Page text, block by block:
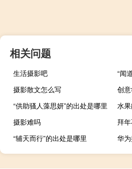
相关问题
生活摄影吧
“闻
摄影散文怎么写
创
“供助骚人藻思妍”的出处是哪里
水
摄影难吗
拜
“辅天而行”的出处是哪里
华